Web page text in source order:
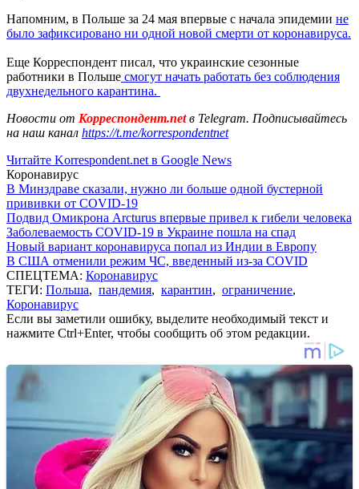
Напомним, в Польше за 24 мая впервые с начала эпидемии не
было зафиксировано ни одной новой смерти от коронавируса.
Еще Корреспондент писал, что украинские сезонные
работники в Польше смогут начать работать без соблюдения
двухнедельного карантина.
Новости от Корреспондент.netв Telegram. Подписывайтесь
на наш канал https://t.me/korrespondentnet
Читайте Korrespondent.net в Google News
Коронавирус
В Минздраве сказали, нужно ли больше одной бустерной
прививки от COVID-19
Подвид Омикрона Arcturus впервые привел к гибели человека
Заболеваемость COVID-19 в Украине пошла на спад
Новый вариант коронавируса попал из Индии в Европу
В США отменили режим ЧС, введенный из-за COVID
СПЕЦТЕМА: Коронавирус
ТЕГИ: Польша, пандемия, карантин, ограничение,
Коронавирус
Если вы заметили ошибку, выделите необходимый текст и
нажмите Ctrl+Enter, чтобы сообщить об этом редакции.